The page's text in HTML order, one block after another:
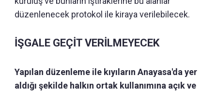
düzenlenecek protokol ile kiraya verilebilecek.
İŞGALE GEÇİT VERİLMEYECEK
Yapılan düzenleme ile kıyıların Anayasa'da yer
aldığı şekilde halkın ortak kullanımına açık ve